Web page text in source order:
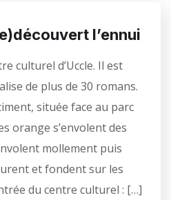
l’ennui
culturel d’Uccle. Il est
de plus de 30 romans.
située face au parc
orange s’envolent des
mollement puis
et fondent sur les
du centre culturel : […]